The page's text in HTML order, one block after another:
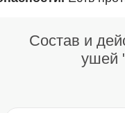
Состав и
ушей